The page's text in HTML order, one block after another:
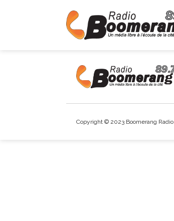
Copyright © 2023 Boomerang Radio